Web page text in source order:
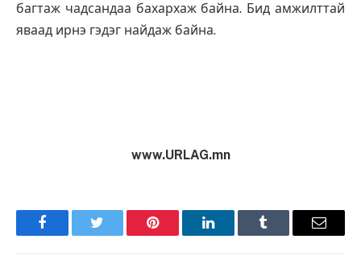
багтаж чадсандаа бахархаж байна. Бид амжилттай
яваад ирнэ гэдэг найдаж байна.
www.URLAG.mn
FacebookTwitter Pinterest LinkedInTumblr Имэйл